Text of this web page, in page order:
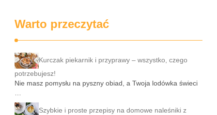
Warto przeczytać
Kurczak piekarnik i przyprawy – wszystko, czego
potrzebujesz!
Nie masz pomysłu na pyszny obiad, a Twoja lodówka świeci
…
Szybkie i proste przepisy na domowe naleśniki z